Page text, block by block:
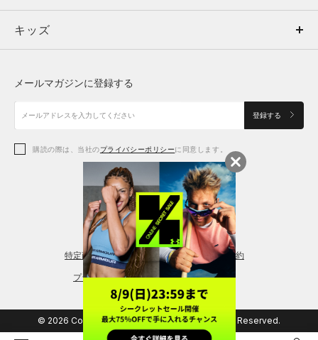
キッズ
アクセサリー
ボトムス
アクセサリー
トップス
シューズ
アクセサリー
レギンス＆タイツ
キッズ
シューズ
メールマガジンに登録する
登録する
購読の際は、当社のプライバシーポリシーに同意します。
特定商取引法に基づく通販の表記 会員規約
プライバシーポリシー
© 2026 Copyright DOME Corporation. All Rights Reserved.